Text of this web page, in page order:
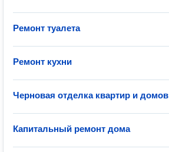
Ремонт туалета
Ремонт кухни
Черновая отделка квартир и домов
Капитальный ремонт дома